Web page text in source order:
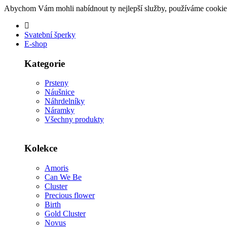
Abychom Vám mohli nabídnout ty nejlepší služby, používáme
Svatební šperky
E-shop
Kategorie
Prsteny
Náušnice
Náhrdelníky
Náramky
Všechny produkty
Kolekce
Amoris
Can We Be
Cluster
Precious flower
Birth
Gold Cluster
Novus